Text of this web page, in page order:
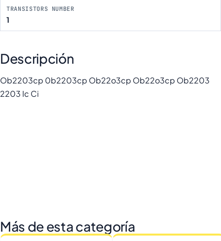
TRANSISTORS NUMBER
1
Descripción
Ob2203cp 0b2203cp Ob22o3cp Ob22o3cp Ob2203
2203 Ic Ci
Más de esta categoría